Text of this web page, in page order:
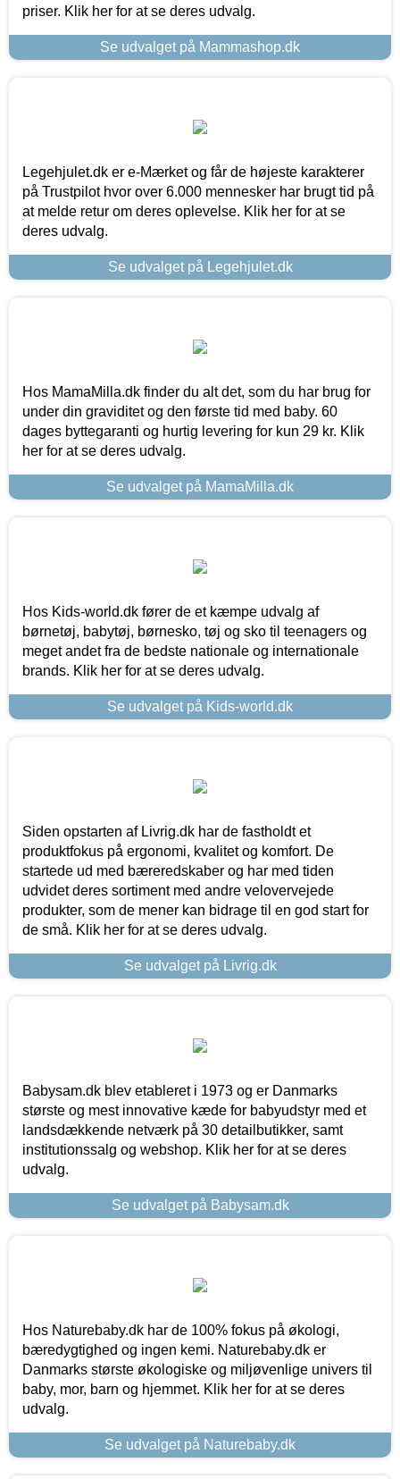
priser. Klik her for at se deres udvalg.
Se udvalget på Mammashop.dk
Legehjulet.dk er e-Mærket og får de højeste karakterer
på Trustpilot hvor over 6.000 mennesker har brugt tid på
at melde retur om deres oplevelse. Klik her for at se
deres udvalg.
Se udvalget på Legehjulet.dk
Hos MamaMilla.dk finder du alt det, som du har brug for
under din graviditet og den første tid med baby. 60
dages byttegaranti og hurtig levering for kun 29 kr. Klik
her for at se deres udvalg.
Se udvalget på MamaMilla.dk
Hos Kids-world.dk fører de et kæmpe udvalg af
børnetøj, babytøj, børnesko, tøj og sko til teenagers og
meget andet fra de bedste nationale og internationale
brands. Klik her for at se deres udvalg.
Se udvalget på Kids-world.dk
Siden opstarten af Livrig.dk har de fastholdt et
produktfokus på ergonomi, kvalitet og komfort. De
startede ud med bæreredskaber og har med tiden
udvidet deres sortiment med andre velovervejede
produkter, som de mener kan bidrage til en god start for
de små. Klik her for at se deres udvalg.
Se udvalget på Livrig.dk
Babysam.dk blev etableret i 1973 og er Danmarks
største og mest innovative kæde for babyudstyr med et
landsdækkende netværk på 30 detailbutikker, samt
institutionssalg og webshop. Klik her for at se deres
udvalg.
Se udvalget på Babysam.dk
Hos Naturebaby.dk har de 100% fokus på økologi,
bæredygtighed og ingen kemi. Naturebaby.dk er
Danmarks største økologiske og miljøvenlige univers til
baby, mor, barn og hjemmet. Klik her for at se deres
udvalg.
Se udvalget på Naturebaby.dk